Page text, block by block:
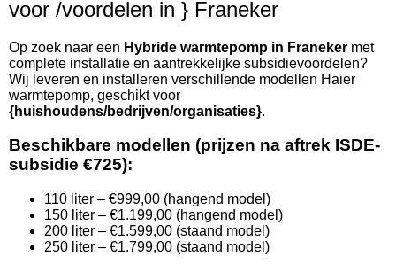
voor /voordelen in } Franeker
Op zoek naar een Hybride warmtepomp in Franeker met
complete installatie en aantrekkelijke subsidievoordelen?
Wij leveren en installeren verschillende modellen Haier
warmtepomp, geschikt voor
{huishoudens/bedrijven/organisaties}.
Beschikbare modellen (prijzen na aftrek ISDE-
subsidie €725):
110 liter – €999,00 (hangend model)
150 liter – €1.199,00 (hangend model)
200 liter – €1.599,00 (staand model)
250 liter – €1.799,00 (staand model)